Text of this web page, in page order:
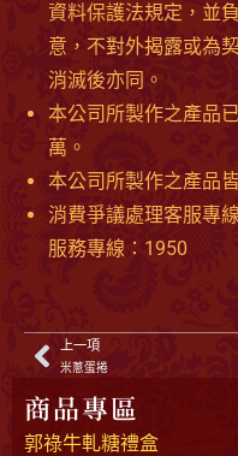
商品專區
郭祿牛軋糖禮盒
資料保護法規定，並
意，不對外揭露或為
消滅後亦同。
本公司所製作之產品
萬。
本公司所製作之產品
消費爭議處理客服專
服務專線：1950
上一項
米蔥蛋捲